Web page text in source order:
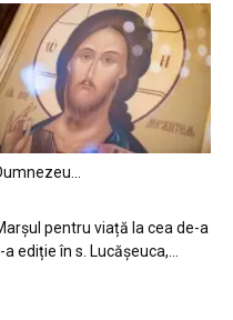
pentru viață la cea de-a
II-a ediție în s. Lucășeuca,...